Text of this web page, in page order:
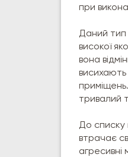
при
Даний тип
високої
вона
висихають
тривалий
До списку
втрачає
агресивні